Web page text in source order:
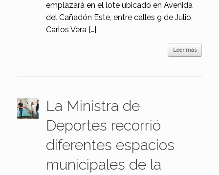
emplazará en el lote ubicado en Avenida
del Cañadón Este, entre calles 9 de Julio,
Carlos Vera […]
Leer más
La Ministra de
Deportes recorrió
diferentes espacios
municipales de la